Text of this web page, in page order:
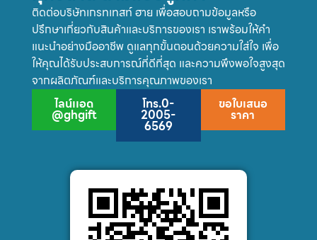
ติดต่อบริษัทเกรทเทสท์ ฮาย เพื่อสอบถามข้อมูลหรือ
ปรึกษาเกี่ยวกับสินค้าและบริการของเรา เราพร้อมให้คำ
แนะนำอย่างมืออาชีพ ดูแลทุกขั้นตอนด้วยความใส่ใจ เพื่อ
ให้คุณได้รับประสบการณ์ที่ดีที่สุด และความพึงพอใจสูงสุด
จากผลิตภัณฑ์และบริการคุณภาพของเรา
ไลน์เเอด
@ghgift
โทร.0-
2005-
6569
ขอใบเสนอ
ราคา